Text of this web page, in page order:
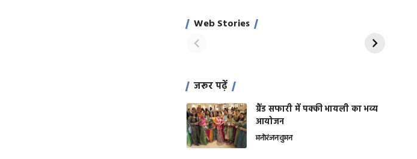
Web Stories
साहिल खान
जरूर पढ़ें
ग्रैंड सफारी में पक्की भायली का भव्य
आयोजन
मनोरंजनवुमन